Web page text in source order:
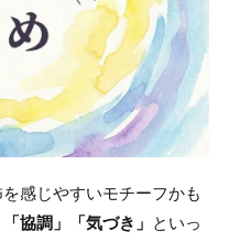
感じやすいモチーフかも
「協調」「気づき」
といっ